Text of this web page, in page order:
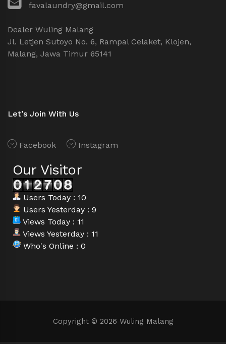
favalaundry@gmail.com
Dealer Wuling Malang
Jl. Letjen Sutoyo No. 6, Rampal Celaket, Klojen,
Malang, Jawa Timur 65141
Let’s Join With Us
Facebook Instagram
Our Visitor
Users Today : 10
Users Yesterday : 9
Views Today : 11
Views Yesterday : 11
Who's Online : 0
Copyright © 2026 Wuling Malang